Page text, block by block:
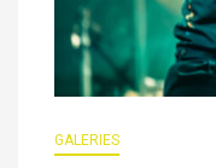
GALERIES